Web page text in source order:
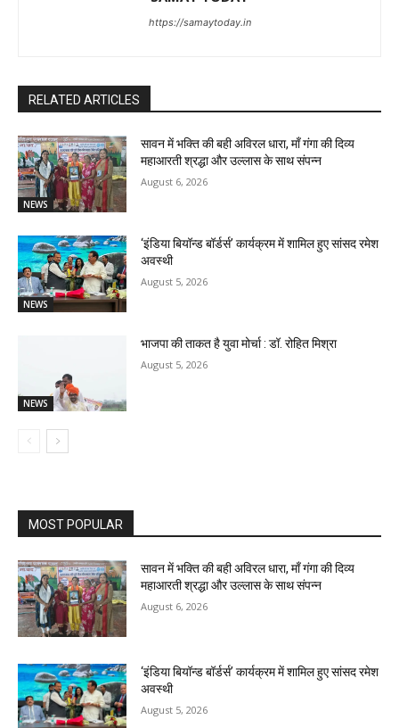
https://samaytoday.in
RELATED ARTICLES
NEWS
सावन में भक्ति की बही अविरल धारा, माँ गंगा की दिव्य
महाआरती श्रद्धा और उल्लास के साथ संपन्न
August 6, 2026
NEWS
‘इंडिया बियॉन्ड बॉर्डर्स’ कार्यक्रम में शामिल हुए सांसद रमेश
अवस्थी
August 5, 2026
NEWS
भाजपा की ताकत है युवा मोर्चा : डॉ. रोहित मिश्रा
August 5, 2026
MOST POPULAR
सावन में भक्ति की बही अविरल धारा, माँ गंगा की दिव्य
महाआरती श्रद्धा और उल्लास के साथ संपन्न
August 6, 2026
‘इंडिया बियॉन्ड बॉर्डर्स’ कार्यक्रम में शामिल हुए सांसद रमेश
अवस्थी
August 5, 2026